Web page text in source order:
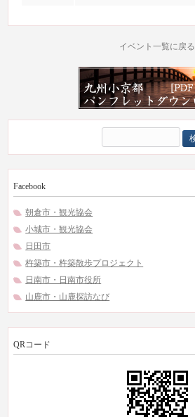
イベント一覧に戻る
索:
Facebook
朝倉市・観光協会
小城市・観光協会
日田市
杵築市・杵築散歩プロジェクト
日南市・日南市役所
山鹿市・山鹿探訪なび
QRコード